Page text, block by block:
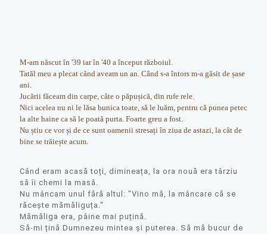
M-am născut în '39 iar în '40 a început războiul.
Tatăl meu a plecat când aveam un an. Când s-a întors m-a găsit de șase
ani.
Jucării făceam din carpe, câte o păpușică, din rufe rele.
Nici acelea nu ni le lăsa bunica toate, să le luăm, pentru că punea petec
la alte haine ca să le poată purta. Foarte greu a fost.
Nu știu ce vor și de ce sunt oamenii stresați în ziua de astazi, la cât de
bine se trăiește acum.
Când eram acasă toți, dimineața, la ora nouă era târziu
să îi chemi la masă.
Nu mâncam unul fără altul: "Vino mă, la mâncare că se
răcește mămăliguța."
Mămăliga era, pâine mai puțină.
Să-mi țină Dumnezeu mintea și puterea. Să mă bucur de